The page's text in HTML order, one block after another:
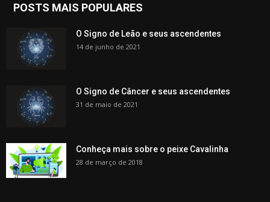
POSTS MAIS POPULARES
O Signo de Leão e seus ascendentes
14 de junho de 2021
O Signo de Câncer e seus ascendentes
31 de maio de 2021
Conheça mais sobre o peixe Cavalinha
28 de março de 2018